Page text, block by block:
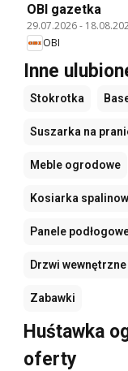
OBI gazetka
29.07.2026-
OBI
Inne
Stokrotka
Suszarka na
Meble ogrodowe
Kosiarka
Panele
Drzwi wewnętrzne
Zabawki
Huśtawka
oferty